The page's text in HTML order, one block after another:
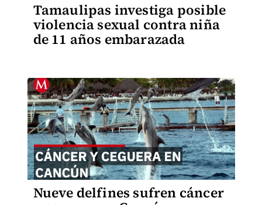
Tamaulipas investiga posible
violencia sexual contra niña
de 11 años embarazada
Nueve delfines sufren cáncer